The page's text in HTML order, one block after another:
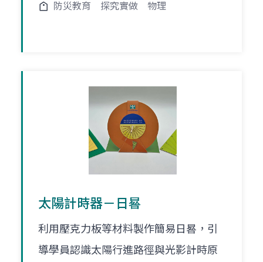
防災教育 探究實做 物理
太陽計時器－日晷
利用壓克力板等材料製作簡易日晷，引
導學員認識太陽行進路徑與光影計時原